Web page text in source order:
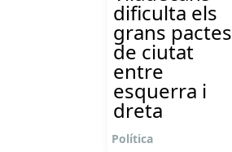
dificulta els
grans pactes
de ciutat
entre
esquerra i
dreta
Política